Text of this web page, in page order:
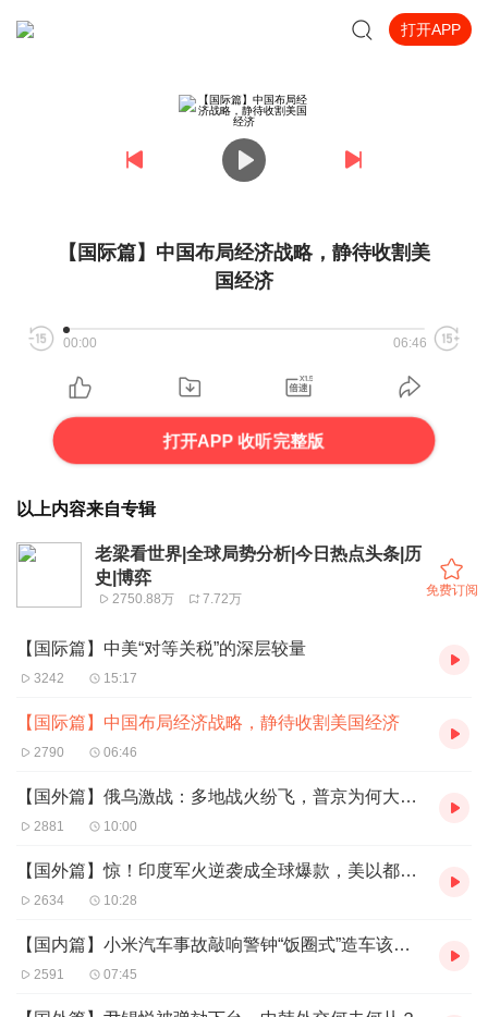
打开APP
【国际篇】中国布局经济战略，静待收割美
国经济
00:00 06:46
打开APP 收听完整版
以上内容来自专辑
老梁看世界|全球局势分析|今日热点头条|历
史|博弈
2750.88万 7.72万
免费订阅
【国际篇】中美“对等关税”的深层较量
3242 15:17
【国际篇】中国布局经济战略，静待收割美国经济
2790 06:46
【国外篇】俄乌激战：多地战火纷飞，普京为何大发雷霆？
2881 10:00
【国外篇】惊！印度军火逆袭成全球爆款，美以都来“买单”
2634 10:28
【国内篇】小米汽车事故敲响警钟“饭圈式”造车该停了！
2591 07:45